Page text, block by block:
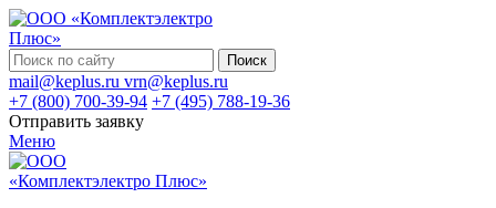
Поиск
mail@keplus.ru vrn@keplus.ru
+7 (800) 700-39-94 +7 (495) 788-19-36
Отправить заявку
Меню